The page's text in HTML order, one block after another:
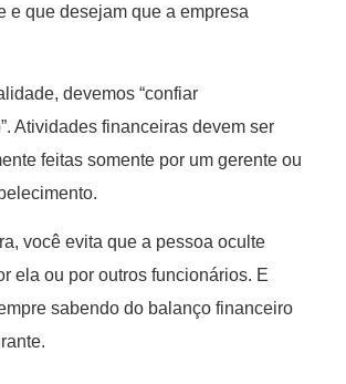
e que desejam que a empresa
devemos “confiar
Atividades financeiras devem ser
feitas somente por um gerente ou
você evita que a pessoa oculte
ela ou por outros funcionários. E
sabendo do balanço financeiro